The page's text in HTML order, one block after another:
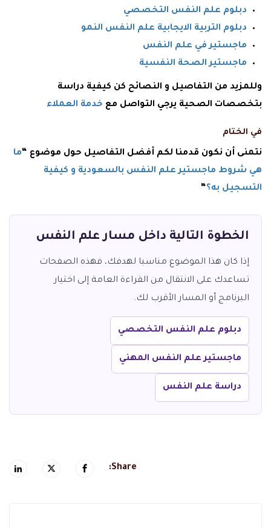
دبلوم علم النفس التخصصي
دبلوم التربية الايجابية علم النفس النمو
ماجستير في علم النفس
ماجستير الصحة النفسية
وللمزيد من التفاصيل و النصائح كن كيفية دراسة
بتخصصات الصحية يرجي التواصل مع خدمة العملاء
في الختام
نتمنى أن نكون قدمنا لكم أفضل التفاصيل حول موضوع “ما
هي شروط ماجستير علم النفس بالسعودية و كيفية
التسجيل به؟“
الخطوة التالية داخل مسار علم النفس
إذا كان هذا الموضوع مناسبا لهدفك، فهذه الصفحات
تساعدك على الانتقال من القراءة العامة إلى اختيار
البرنامج أو المسار الأقرب لك.
دبلوم علم النفس التخصصي
ماجستير علم النفس المهني
دراسة علم النفس
Share: